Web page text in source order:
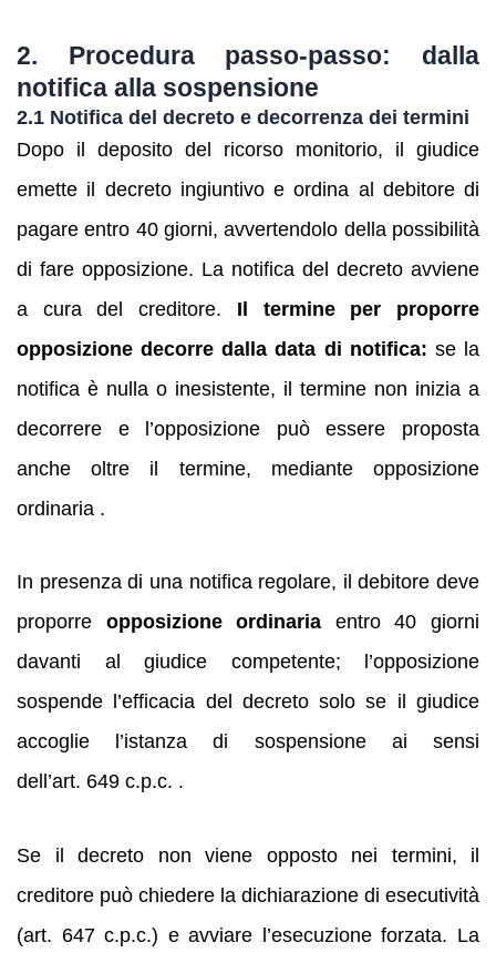
2. Procedura passo‑passo: dalla
notifica alla sospensione
2.1 Notifica del decreto e decorrenza dei termini
Dopo il deposito del ricorso monitorio, il giudice
emette il decreto ingiuntivo e ordina al debitore di
pagare entro 40 giorni, avvertendolo della possibilità
di fare opposizione. La notifica del decreto avviene
a cura del creditore. Il termine per proporre
opposizione decorre dalla data di notifica: se la
notifica è nulla o inesistente, il termine non inizia a
decorrere e l’opposizione può essere proposta
anche oltre il termine, mediante opposizione
ordinaria .
In presenza di una notifica regolare, il debitore deve
proporre opposizione ordinaria entro 40 giorni
davanti al giudice competente; l’opposizione
sospende l’efficacia del decreto solo se il giudice
accoglie l’istanza di sospensione ai sensi
dell’art. 649 c.p.c. .
Se il decreto non viene opposto nei termini, il
creditore può chiedere la dichiarazione di esecutività
(art. 647 c.p.c.) e avviare l’esecuzione forzata. La